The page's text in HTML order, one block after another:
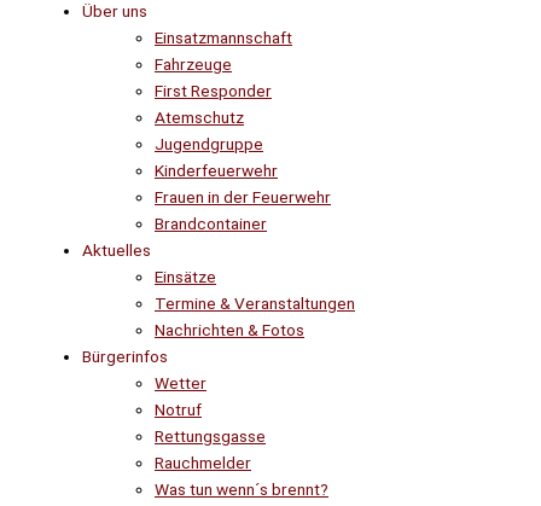
Über uns
Einsatzmannschaft
Fahrzeuge
First Responder
Atemschutz
Jugendgruppe
Kinderfeuerwehr
Frauen in der Feuerwehr
Brandcontainer
Aktuelles
Einsätze
Termine & Veranstaltungen
Nachrichten & Fotos
Bürgerinfos
Wetter
Notruf
Rettungsgasse
Rauchmelder
Was tun wenn´s brennt?